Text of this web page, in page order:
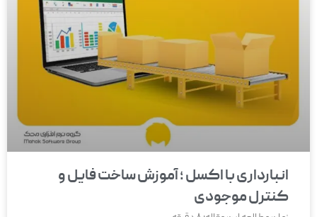
انبارداری با اکسل ؛ آموزش ساخت فایل و
کنترل موجودی